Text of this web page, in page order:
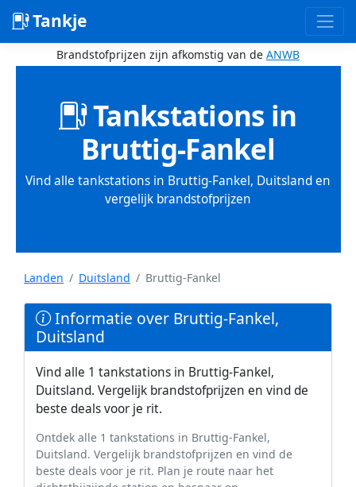
Tankje
Brandstofprijzen zijn afkomstig van de ANWB
Tankstations in
Bruttig-Fankel
Vind alle tankstations in Bruttig-Fankel, Duitsland en
vergelijk brandstofprijzen
Landen Duitsland Bruttig-Fankel
Informatie over Bruttig-Fankel,
Duitsland
Vind alle 1 tankstations in Bruttig-Fankel,
Duitsland. Vergelijk brandstofprijzen en vind de
beste deals voor je rit.
Ontdek alle 1 tankstations in Bruttig-Fankel,
Duitsland. Vergelijk brandstofprijzen en vind de
beste deals voor je rit. Plan je route naar het